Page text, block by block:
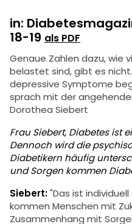
in:
18-19 als PDF
Genaue Zahlen dazu, wie
belastet sind, gibt es
depressive Symptome
sprach mit der
Dorothea Siebert
Frau Siebert, Diabetes ist
Dennoch wird die
Diabetikern häufig
und Sorgen kommen
Siebert:"Das ist
kommen Menschen mit
Zusammenhang mit